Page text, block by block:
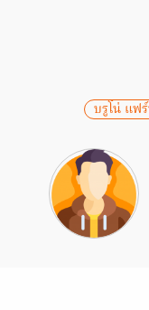
บรูโน่ แฟ